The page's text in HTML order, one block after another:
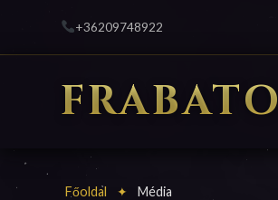
+36209748922
FRABATO
Főoldal Média